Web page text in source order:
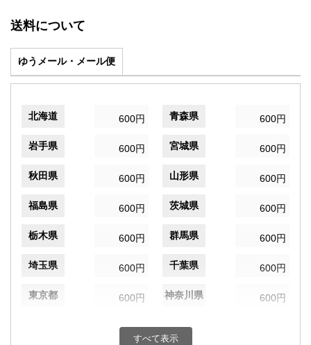
送料について
ゆうメール・メール便
北海道 600円 青森県 600円
岩手県 600円 宮城県 600円
秋田県 600円 山形県 600円
福島県 600円 茨城県 600円
栃木県 600円 群馬県 600円
埼玉県 600円 千葉県 600円
東京都 600円 神奈川県 600円
600円 富山県
すべて表示